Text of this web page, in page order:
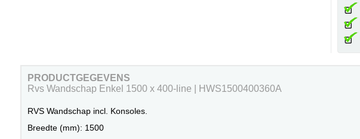
PRODUCTGEGEVENS
Rvs Wandschap Enkel 1500 x 400-line | HWS1500400360A
RVS Wandschap incl. Konsoles.
Breedte (mm): 1500